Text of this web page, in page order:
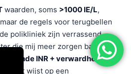
waarden, soms >1000 IE/L,
de regels voor terugbellen
polikliniek zijn verrassend
die mij meer zorgen baart is
INR + verwardheid of
dat wijst op een